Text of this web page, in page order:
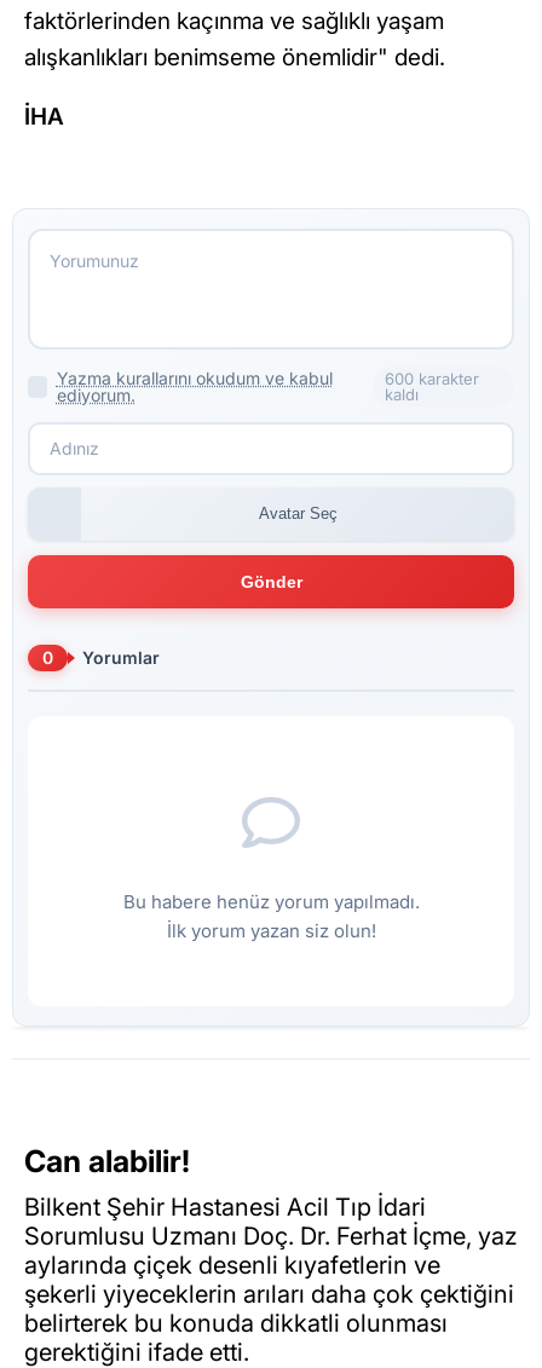
faktörlerinden kaçınma ve sağlıklı yaşam
alışkanlıkları benimseme önemlidir" dedi.
İHA
Yazma kurallarını okudum ve kabul
ediyorum.
600 karakter
kaldı
Avatar Seç
Gönder
0 Yorumlar
Bu habere henüz yorum yapılmadı.
İlk yorum yazan siz olun!
Can alabilir!
Bilkent Şehir Hastanesi Acil Tıp İdari
Sorumlusu Uzmanı Doç. Dr. Ferhat İçme, yaz
aylarında çiçek desenli kıyafetlerin ve
şekerli yiyeceklerin arıları daha çok çektiğini
belirterek bu konuda dikkatli olunması
gerektiğini ifade etti.